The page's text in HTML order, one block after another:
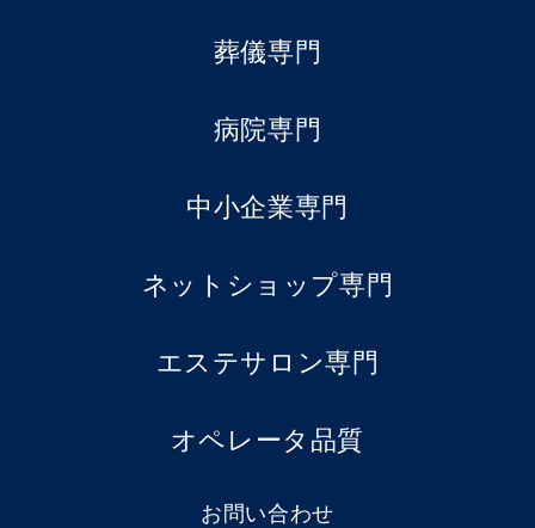
葬儀専門
病院専門
中小企業専門
ネットショップ専門
エステサロン専門
オペレータ品質
お問い合わせ